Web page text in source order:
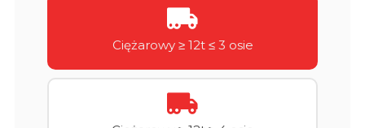
Ciężarowy ≥ 12t ≤ 3 osie